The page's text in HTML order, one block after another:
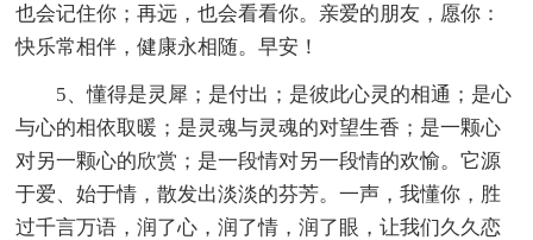
也会记住你；再远，也会看看你。亲爱的朋友，愿你：
快乐常相伴，健康永相随。早安！
5、懂得是灵犀；是付出；是彼此心灵的相通；是心
与心的相依取暖；是灵魂与灵魂的对望生香；是一颗心
对另一颗心的欣赏；是一段情对另一段情的欢愉。它源
于爱、始于情，散发出淡淡的芬芳。一声，我懂你，胜
过千言万语，润了心，润了情，润了眼，让我们久久恋